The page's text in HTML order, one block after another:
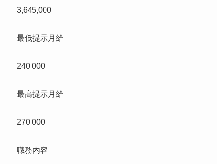
3,645,000
最低提示月給
240,000
最高提示月給
270,000
職務内容